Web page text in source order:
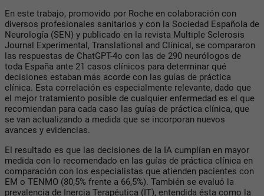
En este trabajo, promovido por Roche en colaboración con
diversos profesionales sanitarios y con la Sociedad Española de
Neurología (SEN) y publicado en la revista Multiple Sclerosis
Journal Experimental, Translational and Clinical, se compararon
las respuestas de ChatGPT-4o con las de 290 neurólogos de
toda España ante 21 casos clínicos para determinar qué
decisiones estaban más acorde con las guías de práctica
clínica. Esta correlación es especialmente relevante, dado que
el mejor tratamiento posible de cualquier enfermedad es el que
recomiendan para cada caso las guías de práctica clínica, que
se van actualizando a medida que se incorporan nuevos
avances y evidencias.
El resultado es que las decisiones de la IA cumplían en mayor
medida con lo recomendado en las guías de práctica clínica en
comparación con los especialistas que atienden pacientes con
EM o TENMO (80,5% frente a 66,5%). También se evaluó la
prevalencia de Inercia Terapéutica (IT), entendida ésta como la